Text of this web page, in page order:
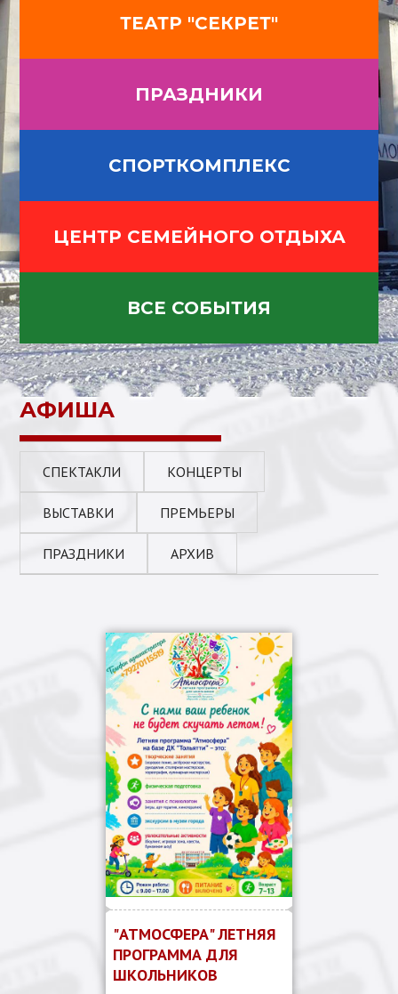
ТЕАТР "СЕКРЕТ"
ПРАЗДНИКИ
СПОРТКОМПЛЕКС
ЦЕНТР СЕМЕЙНОГО ОТДЫХА
ВСЕ СОБЫТИЯ
АФИША
СПЕКТАКЛИ КОНЦЕРТЫ
ВЫСТАВКИ ПРЕМЬЕРЫ
ПРАЗДНИКИ АРХИВ
"АТМОСФЕРА" ЛЕТНЯЯ
ПРОГРАММА ДЛЯ
ШКОЛЬНИКОВ